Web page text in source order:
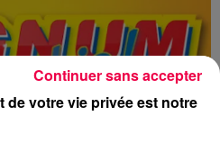
de votre vie privée est notre
Continuer sans accepter